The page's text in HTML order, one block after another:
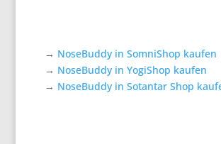
→ NoseBuddy in SomniShop kaufen
→ NoseBuddy in YogiShop kaufen
→ NoseBuddy in Sotantar Shop